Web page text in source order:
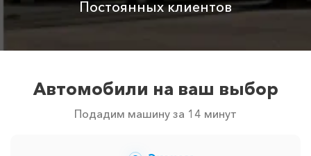
Постоянных клиентов
Автомобили на ваш выбор
Подадим машину за 14 минут